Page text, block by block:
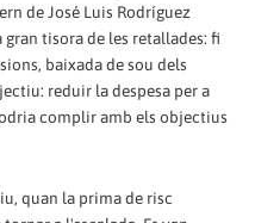
de José Luis Rodríguez
tisora de les retallades: fi
baixada de sou dels
reduir la despesa per a
complir amb els objectius
quan la prima de risc